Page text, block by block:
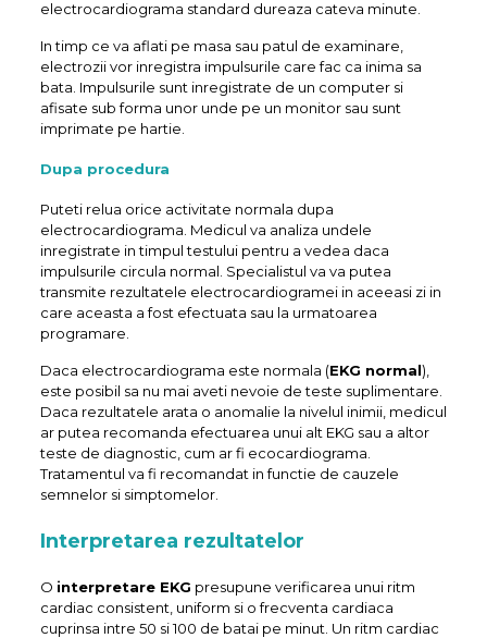
electrocardiograma standard dureaza cateva minute.
In timp ce va aflati pe masa sau patul de examinare,
electrozii vor inregistra impulsurile care fac ca inima sa
bata. Impulsurile sunt inregistrate de un computer si
afisate sub forma unor unde pe un monitor sau sunt
imprimate pe hartie.
Dupa procedura
Puteti relua orice activitate normala dupa
electrocardiograma. Medicul va analiza undele
inregistrate in timpul testului pentru a vedea daca
impulsurile circula normal. Specialistul va va putea
transmite rezultatele electrocardiogramei in aceeasi zi in
care aceasta a fost efectuata sau la urmatoarea
programare.
Daca electrocardiograma este normala (EKG normal),
este posibil sa nu mai aveti nevoie de teste suplimentare.
Daca rezultatele arata o anomalie la nivelul inimii, medicul
ar putea recomanda efectuarea unui alt EKG sau a altor
teste de diagnostic, cum ar fi ecocardiograma.
Tratamentul va fi recomandat in functie de cauzele
semnelor si simptomelor.
Interpretarea rezultatelor
O interpretare EKG presupune verificarea unui ritm
cardiac consistent, uniform si o frecventa cardiaca
cuprinsa intre 50 si 100 de batai pe minut. Un ritm cardiac